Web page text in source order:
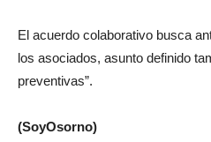
El acuerdo colaborativo busca
los asociados, asunto definido
preventivas”.
(SoyOsorno)